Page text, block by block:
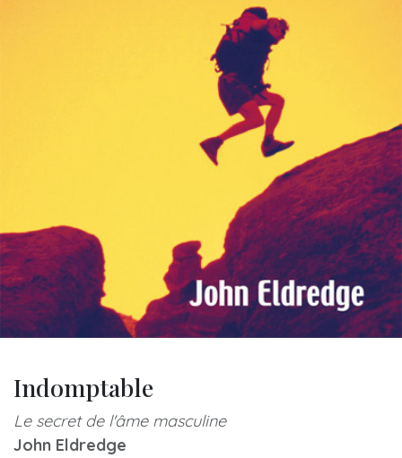
Indomptable
Le secret de l'âme masculine
John Eldredge